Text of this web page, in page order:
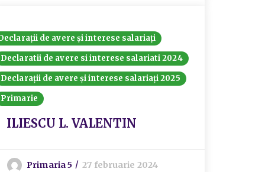
de avere și interese salariați
Declaratii de avere si interese salariati 2024
Declarații de avere și interese salariați 2025
Primarie
ILIESCU L. VALENTIN
Primaria 5 27 februarie 2024